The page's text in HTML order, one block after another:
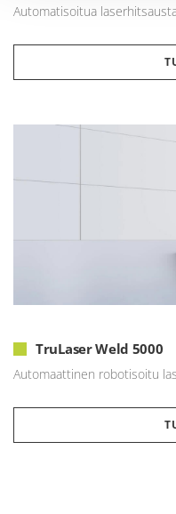
Automatisoitua
TruLaser Weld 5000
Automaattinen robotisoitu